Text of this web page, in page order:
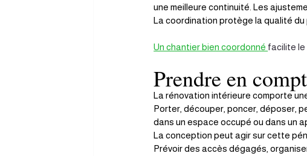
une meilleure continuité. Les
La coordination protège la qualité
Un chantier bien coordonné facilite le
Prendre en
La rénovation intérieure comporte
Porter, découper, poncer, déposer,
dans un espace occupé ou dans un
La conception peut agir sur cette
Prévoir des accès dégagés,